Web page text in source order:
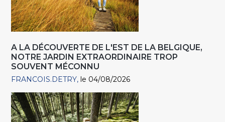
A LA DÉCOUVERTE DE L'EST DE LA BELGIQUE,
NOTRE JARDIN EXTRAORDINAIRE TROP
SOUVENT MÉCONNU
FRANCOIS.DETRY le 04/08/2026